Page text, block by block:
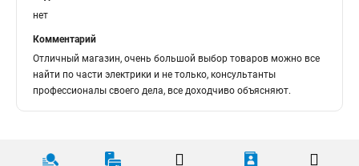
нет
Комментарий
Отличный магазин, очень большой выбор товаров можно все
найти по части электрики и не только, консультанты
профессионалы своего дела, все доходчиво объясняют.